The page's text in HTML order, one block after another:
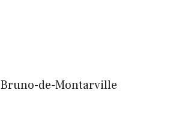
de-Montarville